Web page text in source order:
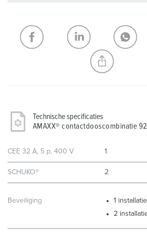
Mijn lijst
NIEUW LIJST MAKEN
Technische specificaties
AMAXX® contactdooscombinatie
CEE 32 A, 5 p, 400 V 1
SCHUKO® 2
Beveiliging
1
2